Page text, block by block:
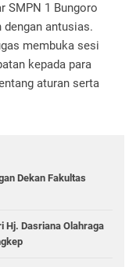
SMPN 1 Bungoro
antusias.
membuka sesi
kepada para
aturan serta
Dekan Fakultas
Hj. Dasriana Olahraga